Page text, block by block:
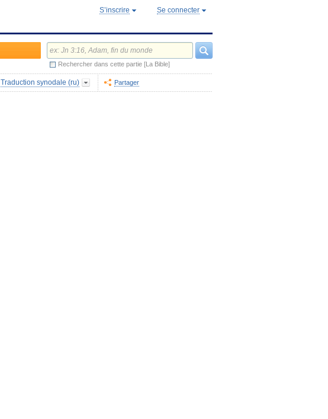
S’inscrire Se connecter
Rechercher dans cette partie [La Bible]
Traduction synodale (ru) Partager